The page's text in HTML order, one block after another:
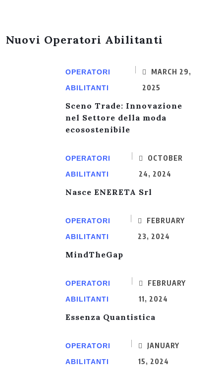
Nuovi Operatori Abilitanti
OPERATORI
ABILITANTI
MARCH 29,
2025
Sceno Trade: Innovazione
nel Settore della moda
ecosostenibile
OPERATORI
ABILITANTI
OCTOBER
24, 2024
Nasce ENERETA Srl
OPERATORI
ABILITANTI
FEBRUARY
23, 2024
MindTheGap
OPERATORI
ABILITANTI
FEBRUARY
11, 2024
Essenza Quantistica
OPERATORI
ABILITANTI
JANUARY
15, 2024